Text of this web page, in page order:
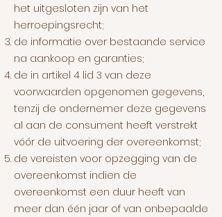
het uitgesloten zijn van het
herroepingsrecht;
de informatie over bestaande service
na aankoop en garanties;
de in artikel 4 lid 3 van deze
voorwaarden opgenomen gegevens,
tenzij de ondernemer deze gegevens
al aan de consument heeft verstrekt
vóór de uitvoering der overeenkomst;
de vereisten voor opzegging van de
overeenkomst indien de
overeenkomst een duur heeft van
meer dan één jaar of van onbepaalde